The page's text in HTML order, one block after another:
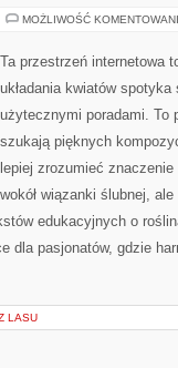
MOŻLIWOŚĆ
Ta przestrzeń internetowa
układania kwiatów
użytecznymi poradami. To
szukają pięknych
lepiej zrozumieć
wokół wiązanki ślubnej,
edukacyjnych o
dla pasjonatów, gdzie
LASU